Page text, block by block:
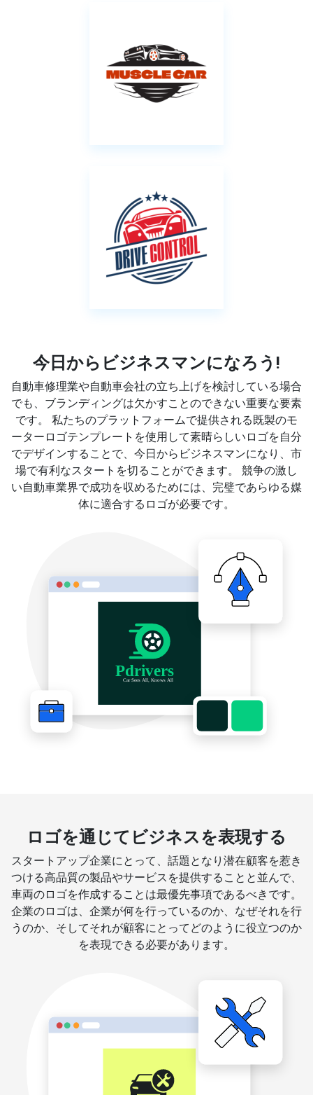
今日からビジネスマンになろう!
自動車修理業や自動車会社の立ち上げを検討している場合
でも、ブランディングは欠かすことのできない重要な要素
です。 私たちのプラットフォームで提供される既製のモ
ーターロゴテンプレートを使用して素晴らしいロゴを自分
でデザインすることで、今日からビジネスマンになり、市
場で有利なスタートを切ることができます。 競争の激し
い自動車業界で成功を収めるためには、完璧であらゆる媒
体に適合するロゴが必要です。
ロゴを通じてビジネスを表現する
スタートアップ企業にとって、話題となり潜在顧客を惹き
つける高品質の製品やサービスを提供することと並んで、
車両のロゴを作成することは最優先事項であるべきです。
企業のロゴは、企業が何を行っているのか、なぜそれを行
うのか、そしてそれが顧客にとってどのように役立つのか
を表現できる必要があります。